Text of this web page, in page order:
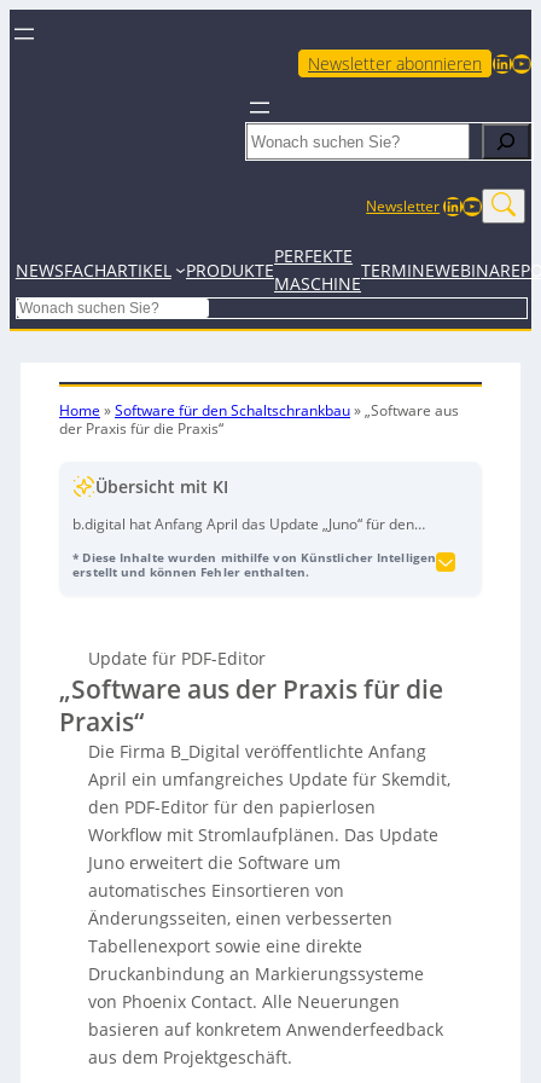
Newsletter abonnieren LinkedIn YouTube
Search
NewsletterLinkedIn
NEWSFACHARTIKEL PRODUKTE
PERFEKTE
MASCHINE
TERMINEWEBINARE
Search
Home »Software für den Schaltschrankbau»„Software aus
der Praxis für die Praxis“
Übersicht mit KI
b.digital hat Anfang April das Update „Juno“ für den
Workflows mit Stromlaufplänen unterstützt.
verbesserter Tabellenexport (z. B. Klemmenpläne,
Kabellisten, Stücklisten) sowie eine direkte
Druckanbindung an
Phoenix Contact
manuelle Zwischenschritte entfallen. Durch die
automatische Änderungsverarbeitung und den Multi-
User-Modus sollen Änderungen transparenter
werden und Versionskonflikte sinken; in ersten
Projekten wurde der Zeitaufwand für
Planänderungen laut Hersteller um bis zu 70 %
reduziert. Weitere Verbesserungen umfassen ein
neues Zeichenelement Pfadfür Leitungsverläufe,
erweiterte Filter in der Bauteilbibliothek (auch nach
Kategorien) und Performance-Optimierungen bei
großen Projekten. Alle Neuerungen basieren auf
Anwenderfeedback aus dem Projektgeschäft.
* Diese Inhalte wurden mithilfe von Künstlicher Intelligenz
erstellt und können Fehler enthalten.
Update für PDF-Editor
„Software aus der Praxis für die
Praxis“
Die Firma B_Digital veröffentlichte Anfang
April ein umfangreiches Update für Skemdit,
den PDF-Editor für den papierlosen
Workflow mit Stromlaufplänen. Das Update
Juno erweitert die Software um
automatisches Einsortieren von
Änderungsseiten, einen verbesserten
Tabellenexport sowie eine direkte
Druckanbindung an Markierungssysteme
von Phoenix Contact. Alle Neuerungen
basieren auf konkretem Anwenderfeedback
aus dem Projektgeschäft.